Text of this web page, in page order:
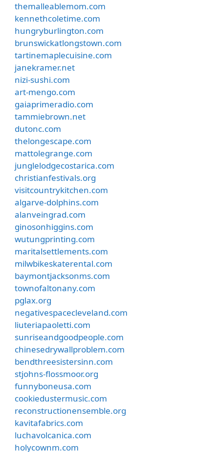
themalleablemom.com
kennethcoletime.com
hungryburlington.com
brunswickatlongstown.com
tartinemaplecuisine.com
janekramer.net
nizi-sushi.com
art-mengo.com
gaiaprimeradio.com
tammiebrown.net
dutonc.com
thelongescape.com
mattolegrange.com
junglelodgecostarica.com
christianfestivals.org
visitcountrykitchen.com
algarve-dolphins.com
alanveingrad.com
ginosonhiggins.com
wutungprinting.com
maritalsettlements.com
milwbikeskaterental.com
baymontjacksonms.com
townofaltonany.com
pglax.org
negativespacecleveland.com
liuteriapaoletti.com
sunriseandgoodpeople.com
chinesedrywallproblem.com
bendthreesistersinn.com
stjohns-flossmoor.org
funnyboneusa.com
cookiedustermusic.com
reconstructionensemble.org
kavitafabrics.com
luchavolcanica.com
holycownm.com